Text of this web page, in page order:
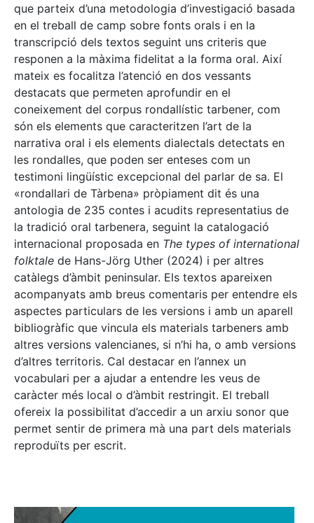
que parteix d’una metodologia d’investigació basada
en el treball de camp sobre fonts orals i en la
transcripció dels textos seguint uns criteris que
responen a la màxima fidelitat a la forma oral. Així
mateix es focalitza l’atenció en dos vessants
destacats que permeten aprofundir en el
coneixement del corpus rondallístic tarbener, com
són els elements que caracteritzen l’art de la
narrativa oral i els elements dialectals detectats en
les rondalles, que poden ser enteses com un
testimoni lingüístic excepcional del parlar de sa. El
«rondallari de Tàrbena» pròpiament dit és una
antologia de 235 contes i acudits representatius de
la tradició oral tarbenera, seguint la catalogació
internacional proposada en The types of international
folktale de Hans-Jörg Uther (2024) i per altres
catàlegs d’àmbit peninsular. Els textos apareixen
acompanyats amb breus comentaris per entendre els
aspectes particulars de les versions i amb un aparell
bibliogràfic que vincula els materials tarbeners amb
altres versions valencianes, si n’hi ha, o amb versions
d’altres territoris. Cal destacar en l’annex un
vocabulari per a ajudar a entendre les veus de
caràcter més local o d’àmbit restringit. El treball
ofereix la possibilitat d’accedir a un arxiu sonor que
permet sentir de primera mà una part dels materials
reproduïts per escrit.